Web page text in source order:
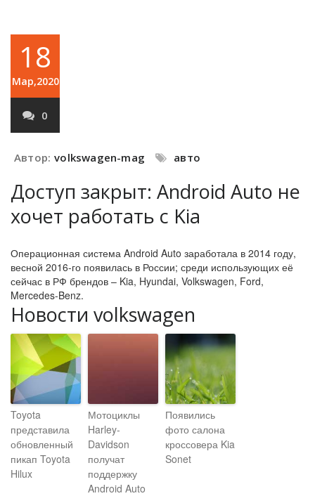
18
Мар,2020
0
Автор: volkswagen-mag авто
Доступ закрыт: Android Auto не
хочет работать с Kia
Операционная система Android Auto заработала в 2014 году,
весной 2016-го появилась в России; среди использующих её
сейчас в РФ брендов – Kia, Hyundai, Volkswagen, Ford,
Mercedes-Benz.
Новости volkswagen
Toyota
представила
обновленный
пикап Toyota
Hilux
Мотоциклы
Harley-
Davidson
получат
поддержку
Android Auto
Появились
фото салона
кроссовера Kia
Sonet